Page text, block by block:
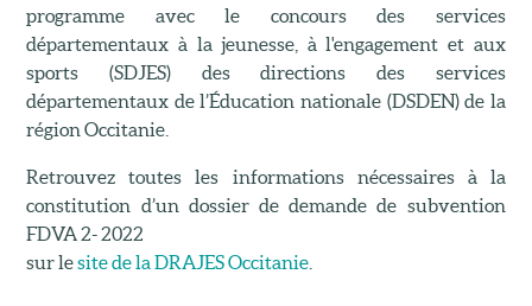
programme avec le concours des services
départementaux à la jeunesse, à l'engagement et aux
sports (SDJES) des directions des services
départementaux de l’Éducation nationale (DSDEN) de la
région Occitanie.
Retrouvez toutes les informations nécessaires à la
constitution d’un dossier de demande de subvention
FDVA 2- 2022
sur lesite de la DRAJES Occitanie